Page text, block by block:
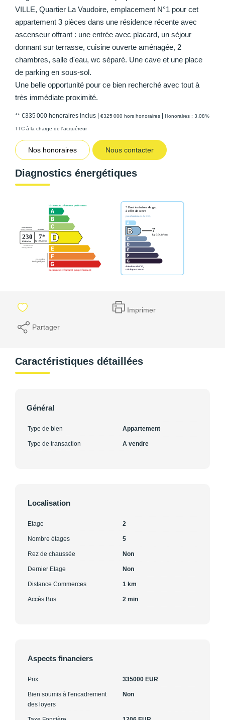
VILLE, Quartier La Vaudoire, emplacement N°1 pour cet
appartement 3 pièces dans une résidence récente avec
ascenseur offrant : une entrée avec placard, un séjour
donnant sur terrasse, cuisine ouverte aménagée, 2
chambres, salle d'eau, wc séparé. Une cave et une place
de parking en sous-sol.
Une belle opportunité pour ce bien recherché avec tout à
très immédiate proximité.
** €335 000 honoraires inclus | €325 000 hors honoraires | Honoraires : 3.08%
TTC à la charge de l'acquéreur
Nos honoraires Nous contacter
Diagnostics énergétiques
Imprimer
Partager
Caractéristiques détaillées
Général
Type de bien Appartement
Type de transaction A vendre
Localisation
Etage 2
Nombre étages 5
Rez de chaussée Non
Dernier Etage Non
Distance Commerces 1 km
Accès Bus 2 min
Aspects financiers
Prix 335000 EUR
Bien soumis à l'encadrement
des loyers
Non